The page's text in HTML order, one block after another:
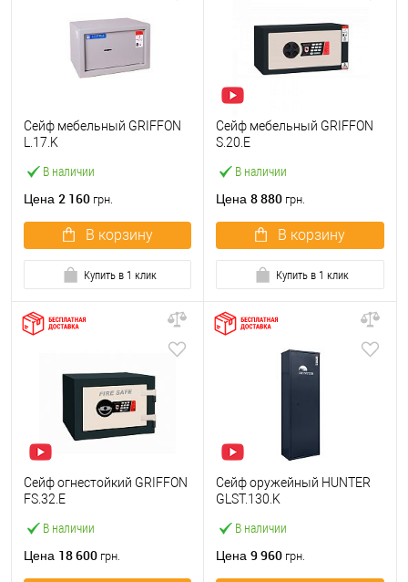
В наличии
Сейф мебельный GRIFFON
L.17.K
Цена 2 160 грн.
В корзину
Купить в 1 клик
В наличии
Сейф мебельный GRIFFON
S.20.E
Цена 8 880 грн.
В корзину
Купить в 1 клик
В наличии
Сейф огнестойкий GRIFFON
FS.32.E
Цена 18 600 грн.
В наличии
Сейф оружейный HUNTER
GLST.130.K
Цена 9 960 грн.